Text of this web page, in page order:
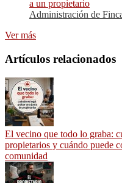
a un propietario
Administración de
Ver más
Artículos relacionados
El vecino que todo lo graba:
propietarios y cuándo puede
comunidad